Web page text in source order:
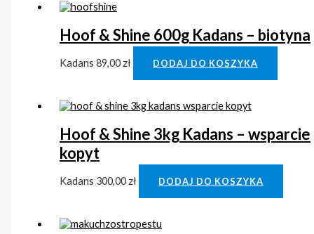
Hoof & Shine 600g Kadans – biotyna
Kadans89,00 zł DODAJ DO KOSZYKA
Hoof & Shine 3kg Kadans – wsparcie
kopyt
Kadans 300,00zł DODAJ DO KOSZYKA